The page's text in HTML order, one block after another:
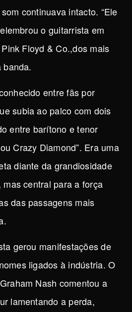
continuava intacto. “Ele
o guitarrista em
Floyd & Co.,dos mais
banda.
entre fãs por
subia ao palco com dois
entre barítono e tenor
Crazy Diamond”. Era uma
diante da grandiosidade
central para a força
das passagens mais
gerou manifestações de
ligados à indústria. O
Nash comentou a
lamentando a perda,